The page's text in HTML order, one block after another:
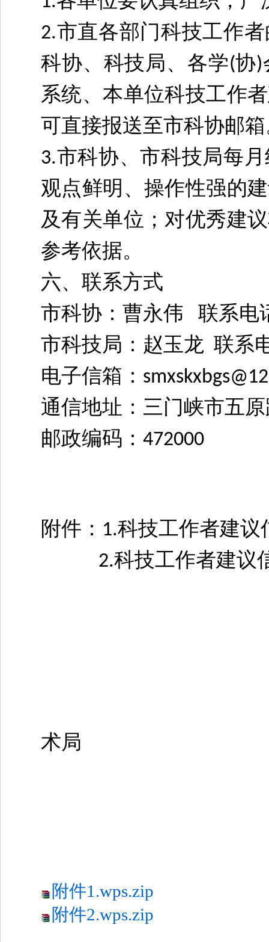
2.市直各部门科技工作
科协、科技局、各学(协)
系统、本单位科技工作
可直接报送至市科协邮
3.市科协、市科技局每
观点鲜明、操作性强的
及有关单位；对优秀建
参考依据。
六、联系方式
市科协：曹永伟
联系电
市科技局：赵玉龙 联系
电子信箱：
通信地址：三门峡市五
邮政编码： 472000
附件： 1.科技工作者建议
2.科技工作者建议
术局
附件1.wps.zip
附件2.wps.zip